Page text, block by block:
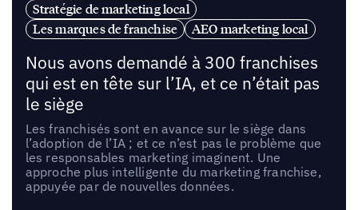
Stratégie de marketing local
Les marques de franchise
AEO marketing local
Nous avons demandé à 300 franchises
qui est en tête sur l’IA, et ce n’était pas
le siège
Les franchisés sont en avance sur le siège dans
l’adoption de l’IA ; et ce n’est pas le problème que
les responsables marketing imaginent. Une
approche plus intelligente du marketing franchise,
appuyée par de nouvelles données.